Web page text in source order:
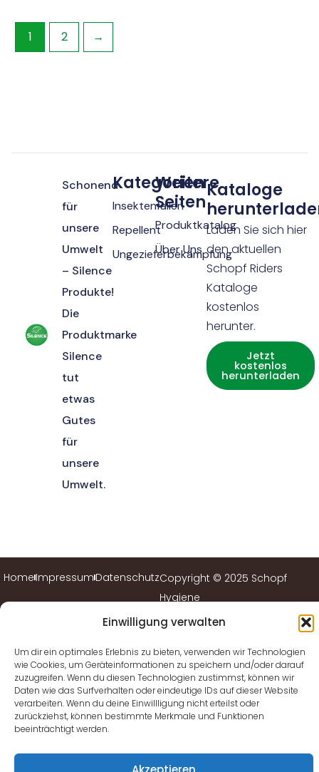
Einwilligung verwalten
Um dir ein optimales Erlebnis zu bieten, verwenden wir Technologien
wie Cookies, um Geräteinformationen zu speichern und/oder darauf
zuzugreifen. Wenn du diesen Technologien zustimmst, können wir
Daten wie das Surfverhalten oder eindeutige IDs auf dieser Website
verarbeiten. Wenn du deine Einwillligung nicht erteilst oder
zurückziehst, können bestimmte Merkmale und Funktionen
beeinträchtigt werden.
1 2 →
Schonend
für
unsere
Umwelt
– Silence
Produkte!
Die
Produktmarke
Silence
tut
etwas
Gutes
für
unsere
Umwelt.
Kategorien
Insektenfallen
Repellent
Ungezieferbekämpfung
Weitere
Seiten
Produktkatalog
Über Uns
Kataloge
Laden Sie sich hier
den aktuellen
Schopf Riders
Kataloge
kostenlos
herunter.
Jetzt
kostenlos
herunterladen
Copyright © 2025 Schopf
Hygiene
Home Impressum Datenschutz